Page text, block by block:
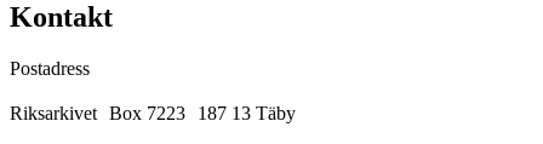
Kontakt
Postadress
Riksarkivet Box 7223 187 13 Täby